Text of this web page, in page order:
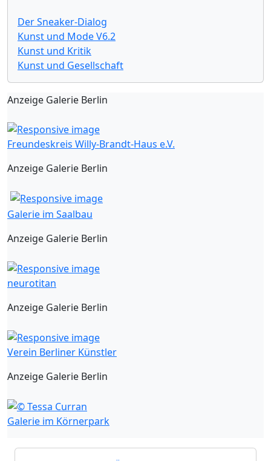
Der Sneaker-Dialog
Kunst und Mode V6.2
Kunst und Kritik
Kunst und Gesellschaft
Anzeige Galerie Berlin
Freundeskreis Willy-Brandt-Haus e.V.
Anzeige Galerie Berlin
Galerie im Saalbau
Anzeige Galerie Berlin
neurotitan
Anzeige Galerie Berlin
Verein Berliner Künstler
Anzeige Galerie Berlin
Galerie im Körnerpark